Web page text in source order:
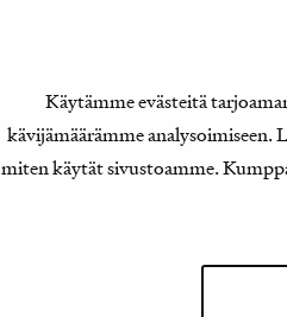
Käytämme evästeitä
kävijämäärämme analysoimiseen.
miten käytät sivustoamme.